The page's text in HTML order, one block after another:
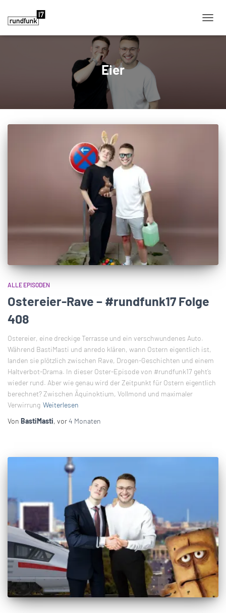
Eier
ALLE EPISODEN
Ostereier-Rave – #rundfunk17 Folge
408
Ostereier, eine dreckige Terrasse und ein verschwundenes Auto.
Während BastiMasti und anredo klären, wann Ostern eigentlich ist,
landen sie plötzlich zwischen Rave, Drogen-Geschichten und einem
Haltverbot-Drama. In dieser Oster-Episode von #rundfunk17 geht’s
wieder rund. Aber wie genau wird der Zeitpunkt für Ostern eigentlich
berechnet? Zwischen Äquinoktium, Vollmond und maximaler
Verwirrung Weiterlesen
Von BastiMasti, vor4 Monaten